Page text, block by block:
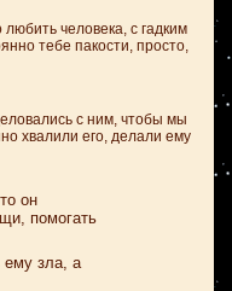
человека, с гадким
тебе пакости, просто,
с ним, чтобы мы
хвалили его, делали ему
он
помогать
ему зла, а